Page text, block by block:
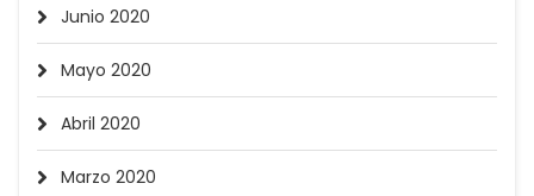
Junio 2020
Mayo 2020
Abril 2020
Marzo 2020